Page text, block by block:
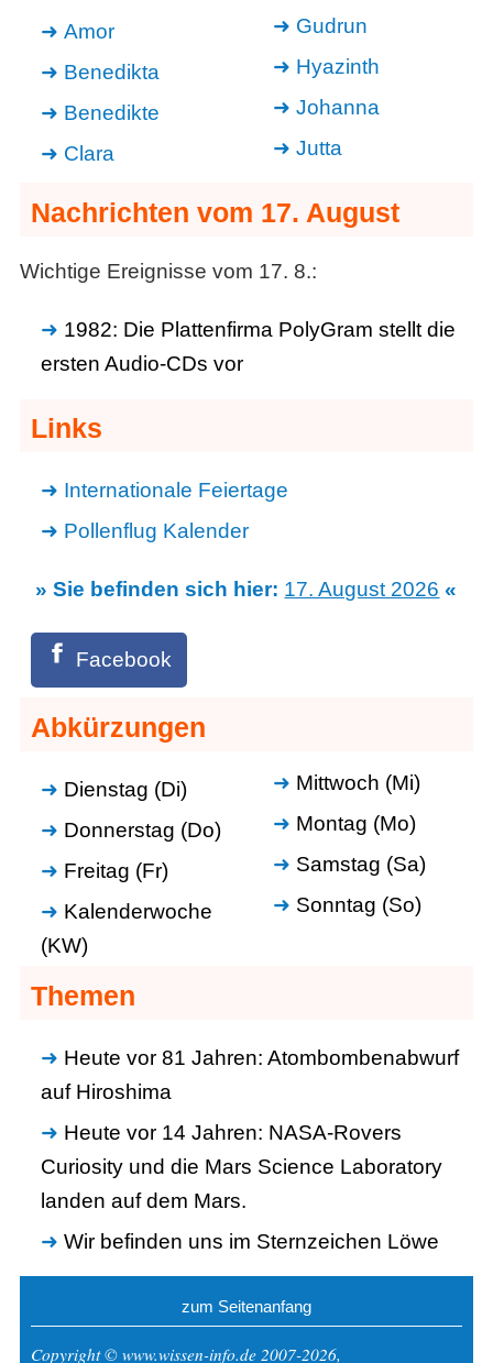
Amor
Benedikta
Benedikte
Clara
Gudrun
Hyazinth
Johanna
Jutta
Nachrichten vom 17. August
Wichtige Ereignisse vom 17. 8.:
1982: Die Plattenfirma PolyGram stellt die
ersten Audio-CDs vor
Links
Internationale Feiertage
Pollenflug Kalender
» Sie befinden sich hier: 17. August 2026 «
Facebook
Abkürzungen
Dienstag (Di)
Donnerstag (Do)
Freitag (Fr)
Kalenderwoche
(KW)
Mittwoch (Mi)
Montag (Mo)
Samstag (Sa)
Sonntag (So)
Themen
Heute vor 81 Jahren: Atombombenabwurf
auf Hiroshima
Heute vor 14 Jahren: NASA-Rovers
Curiosity und die Mars Science Laboratory
landen auf dem Mars.
Wir befinden uns im Sternzeichen Löwe
zum Seitenanfang
Copyright © www.wissen-info.de 2007-2026,